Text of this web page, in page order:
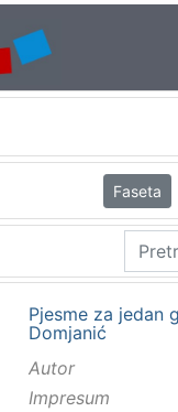
Faseta
Pjesme za jedan
Domjanić
Autor
Impresum